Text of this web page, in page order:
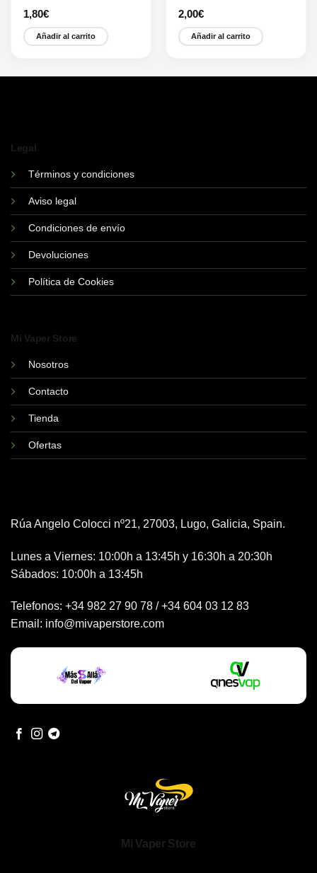
1,80€
Añadir al carrito
2,00€
Añadir al carrito
Legal
Términos y condiciones
Aviso legal
Condiciones de envío
Devoluciones
Política de Cookies
Mi Vaper Store
Nosotros
Contacto
Tienda
Ofertas
Rúa Angelo Colocci nº21, 27003, Lugo, Galicia, Spain.
Lunes a Viernes: 10:00h a 13:45h y 16:30h a 20:30h
Sábados: 10:00h a 13:45h
Telefonos: +34 982 27 90 78 /+34 604 03 12 83
Email: info@mivaperstore.com
Mi Vaper Store